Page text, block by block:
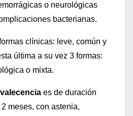
o neurológicas
bacterianas.
clínicas: leve, común y
última a su vez 3 formas:
o mixta.
es de duración
meses, con astenia,